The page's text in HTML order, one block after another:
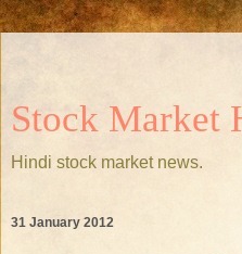
Stock Market
Hindi stock market news.
31 January 2012